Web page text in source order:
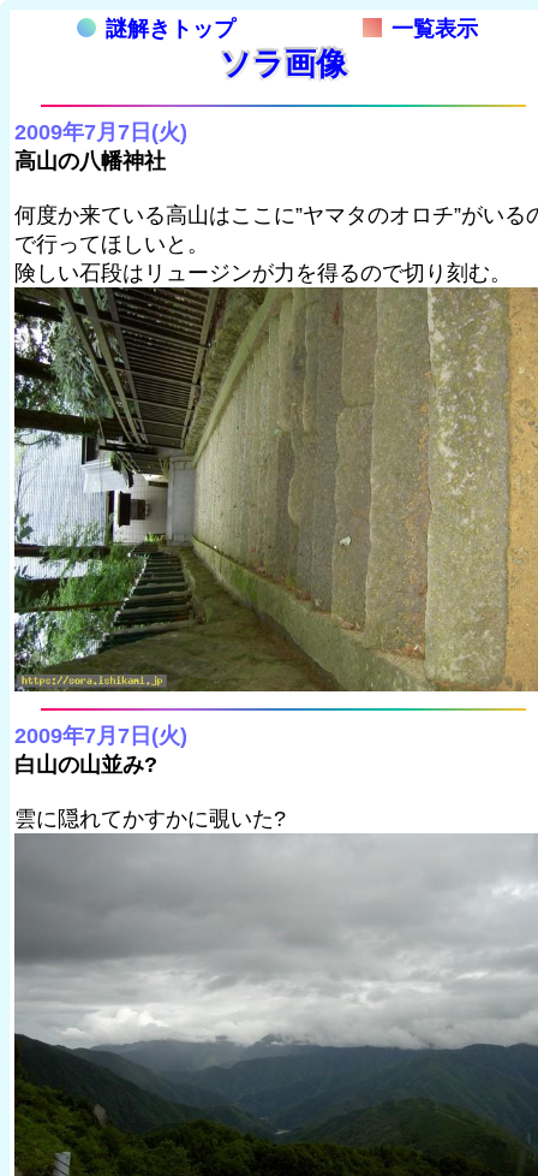
謎解きトップ 一覧表示
ソラ画像
2009年7月7日(火)
高山の八幡神社
何度か来ている高山はここに”ヤマタのオロチ”がいる
で行ってほしいと。
険しい石段はリュージンが力を得るので切り刻む。
2009年7月7日(火)
白山の山並み?
雲に隠れてかすかに覗いた?